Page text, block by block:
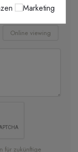
Online viewing
für zukünftige
Marketing